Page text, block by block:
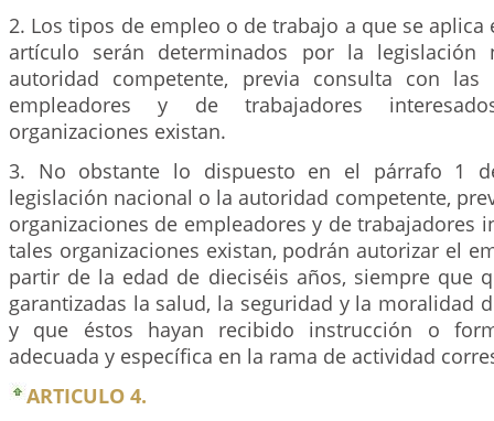
2. Los tipos de empleo o de trabajo a que se aplica
artículo serán determinados por la
autoridad competente, previa consulta con las
empleadores y de trabajadores
organizaciones existan.
3. No obstante lo dispuesto en el párrafo 1
legislación nacional o la autoridad competente,
organizaciones de empleadores y de trabajadores
tales organizaciones existan, podrán autorizar el
partir de la edad de dieciséis años, siempre que
garantizadas la salud, la seguridad y la moralidad
y que éstos hayan recibido instrucción o
adecuada y específica en la rama de actividad
ARTICULO 4.